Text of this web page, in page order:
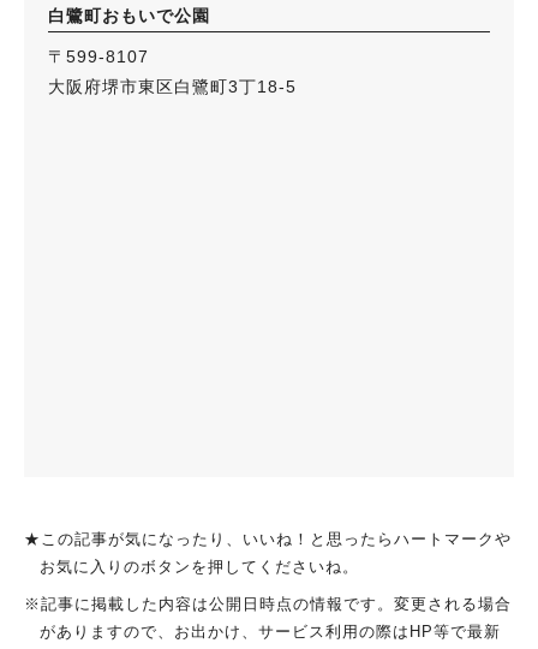
白鷺町おもいで公園
〒599-8107
大阪府堺市東区白鷺町3丁18-5
★この記事が気になったり、いいね！と思ったらハートマークや
お気に入りのボタンを押してくださいね。
※記事に掲載した内容は公開日時点の情報です。変更される場合
がありますので、お出かけ、サービス利用の際はHP等で最新